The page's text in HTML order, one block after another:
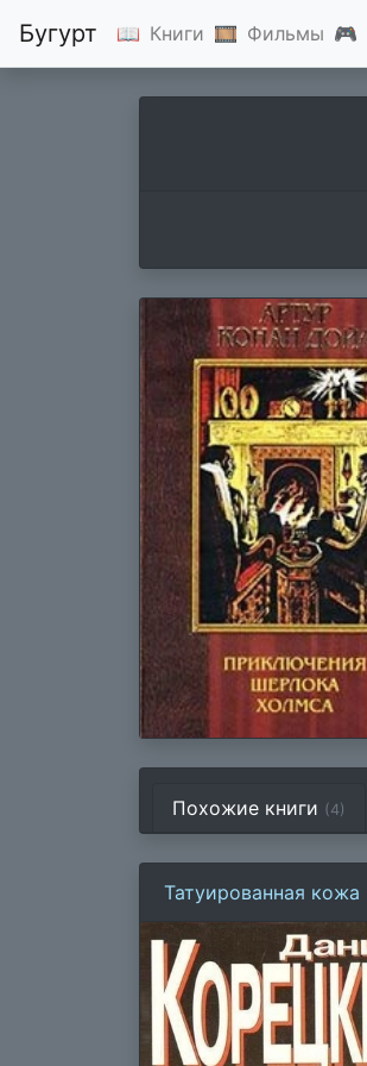
Бугурт 📖 Книги 🎞 Фильмы 🎮
Похожие книги (4)
Татуированная кожа